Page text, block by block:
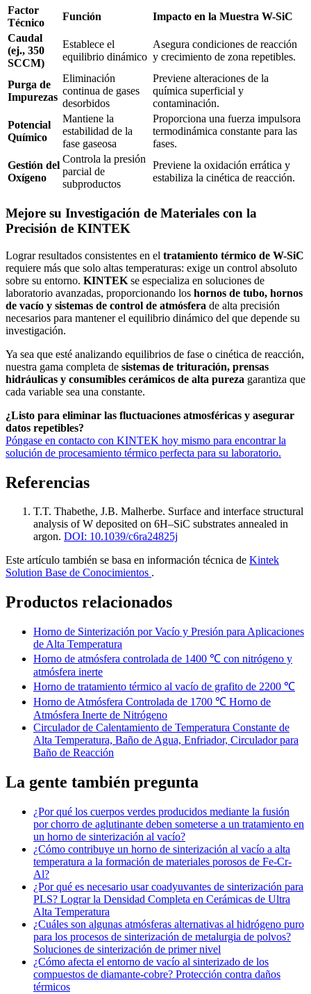
Factor
Técnico
Función
Impacto en la Muestra W-SiC
Caudal
(ej., 350
SCCM)
Establece el
equilibrio dinámico
Asegura condiciones de reacción
y crecimiento de zona repetibles.
Purga de
Impurezas
Eliminación
continua de gases
desorbidos
Previene alteraciones de la
química superficial y
contaminación.
Potencial
Químico
Mantiene la
estabilidad de la
fase gaseosa
Proporciona una fuerza impulsora
termodinámica constante para las
fases.
Gestión del
Oxígeno
Controla la presión
parcial de
subproductos
Previene la oxidación errática y
estabiliza la cinética de reacción.
Mejore su Investigación de Materiales con la
Precisión de KINTEK
Lograr resultados consistentes en el tratamiento térmico de W-SiC
requiere más que solo altas temperaturas: exige un control absoluto
sobre su entorno. KINTEK se especializa en soluciones de
laboratorio avanzadas, proporcionando los hornos de tubo, hornos
de vacío y sistemas de control de atmósfera de alta precisión
necesarios para mantener el equilibrio dinámico del que depende su
investigación.
Ya sea que esté analizando equilibrios de fase o cinética de reacción,
nuestra gama completa de sistemas de trituración, prensas
hidráulicas y consumibles cerámicos de alta pureza garantiza que
cada variable sea una constante.
¿Listo para eliminar las fluctuaciones atmosféricas y asegurar
datos repetibles?
Póngase en contacto con KINTEK hoy mismo para encontrar la
solución de procesamiento térmico perfecta para su laboratorio.
Referencias
T.T. Thabethe, J.B. Malherbe. Surface and interface structural
analysis of W deposited on 6H–SiC substrates annealed in
argon. DOI: 10.1039/c6ra24825j
Este artículo también se basa en información técnica de Kintek
Solution Base de Conocimientos .
Productos relacionados
Horno de Sinterización por Vacío y Presión para Aplicaciones
de Alta Temperatura
Horno de atmósfera controlada de 1400 ℃ con nitrógeno y
atmósfera inerte
Horno de tratamiento térmico al vacío de grafito de 2200 ℃
Horno de Atmósfera Controlada de 1700 ℃ Horno de
Atmósfera Inerte de Nitrógeno
Circulador de Calentamiento de Temperatura Constante de
Alta Temperatura, Baño de Agua, Enfriador, Circulador para
Baño de Reacción
La gente también pregunta
¿Por qué los cuerpos verdes producidos mediante la fusión
por chorro de aglutinante deben someterse a un tratamiento en
un horno de sinterización al vacío?
¿Cómo contribuye un horno de sinterización al vacío a alta
temperatura a la formación de materiales porosos de Fe-Cr-
Al?
¿Por qué es necesario usar coadyuvantes de sinterización para
PLS? Lograr la Densidad Completa en Cerámicas de Ultra
Alta Temperatura
¿Cuáles son algunas atmósferas alternativas al hidrógeno puro
para los procesos de sinterización de metalurgia de polvos?
Soluciones de sinterización de primer nivel
¿Cómo afecta el entorno de vacío al sinterizado de los
compuestos de diamante-cobre? Protección contra daños
térmicos